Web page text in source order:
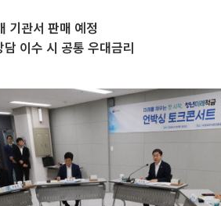
기관서 판매 예정
이수 시 공통 우대금리